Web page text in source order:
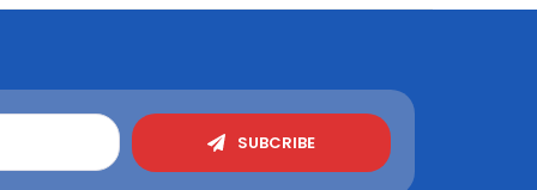
SUBCRIBE